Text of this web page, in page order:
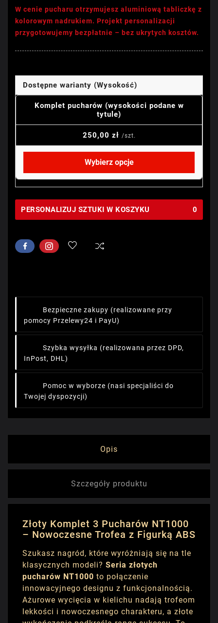
W cenie pucharu otrzymujesz aluminiową tabliczkę z
kolorowym nadrukiem. Projekt personalizacji
przygotowujemy bezpłatnie – bez ukrytych kosztów.
Dostępne warianty (Wysokość)
Komplet pucharów (wysokości podane w
tytule)
250,00 zł /szt.
Wybierz opcje
PERSONALIZUJ SZTUKI W KOSZYKU 0
Bezpieczne zakupy (realizowane przy
pomocy Przelewy24 i PayU)
Szybka wysyłka (realizowana przez DPD,
InPost, DHL)
Pomoc w wyborze (nasi specjaliści do
Twojej dyspozycji)
Opis
Szczegóły produktu
Złoty Komplet 3 Pucharów NT1000
– Nowoczesne Trofea z Figurką ABS
Szukasz nagród, które wyróżniają się na tle
klasycznych modeli? Seria złotych
pucharów NT1000 to połączenie
innowacyjnego designu z funkcjonalnością.
Ażurowe wycięcia w kielichu nadają trofeom
lekkości i nowoczesnego charakteru, a złote